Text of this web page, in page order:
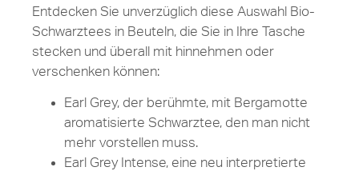
Entdecken Sie unverzüglich diese Auswahl Bio-
Schwarztees in Beuteln, die Sie in Ihre Tasche
stecken und überall mit hinnehmen oder
verschenken können:
Earl Grey, der berühmte, mit Bergamotte
aromatisierte Schwarztee, den man nicht
mehr vorstellen muss.
Earl Grey Intense, eine neu interpretierte